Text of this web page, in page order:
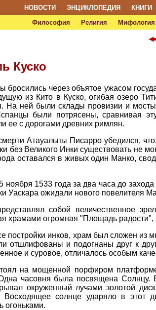
НОВОСТИ ЭНЦИКЛОПЕДИЯ КНИГИ
Философия
Религия Мифология
Куско
бросились через объятое ужасом
из Кито в Куско, огибая озеро
На ней были склады провизии и
были потрясены, сравнивая
ее с дорогами древних римлян.
Атауальпы Писарро убедился,
без Великого Инки существовать не
оставался в живых один Манко,
ноября 1533 года за два часа до
Уаскара ожидали нового повелителя
собой величественное
храмами огромная "Площадь радости",
постройки инков, храм был сложен из
отшлифованы и подогнаны друг к
и суровое, отличалось особым
на мощенной порфиром
часовня была посвящена
окруженный лучами золотой
Восходящее солнце ударяло в этот
огоньками.